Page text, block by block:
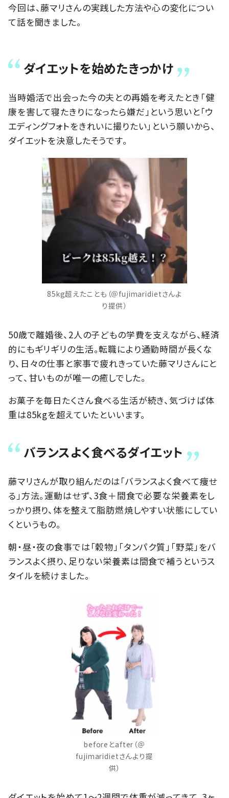
今回は、藤マリさんの実践した方法や心の変化につい
て話を聞きました。
ダイエットを始めたきっかけ
当時婚活で出会った今の夫との再婚を考えたとき「健
康を害して寝たきりになったら嫌だ」という思いと「ウ
エディングフォトをきれいに撮りたい」という願いから、
ダイエットを決意したそうです。
85kg超えたことも（＠fujimaridietさんよ
り提供）
50歳で離婚後、2人の子どもの学費を支えながら、経済
的にもギリギリの生活。転職により通勤時間が長くな
り、日々の仕事と家事で疲れきっていた藤マリさんにと
って、甘いものが唯一の癒しでした。
お菓子を毎日たくさん食べる生活が続き、気づけば体
重は85kgを超えていたといいます。
バランスよく食べるダイエット
藤マリさんが取り組んだのは「バランスよく食べて痩せ
る」方法。運動はせず、3食＋間食で必要な栄養素をし
っかり摂り、体を整えて脂肪燃焼しやすい状態にしてい
くというもの。
朝・昼・夜の食事では「穀物」「タンパク質」「野菜」をバ
ランスよく摂り、足りない栄養素は間食で補うというス
タイルを続けました。
beforeとafter（＠
fujimaridietさんより提
供）